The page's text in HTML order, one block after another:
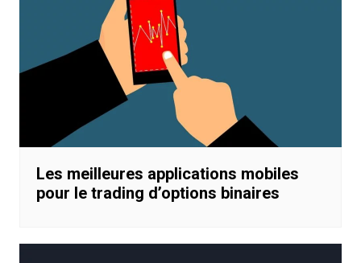
Les meilleures applications mobiles
pour le trading d’options binaires